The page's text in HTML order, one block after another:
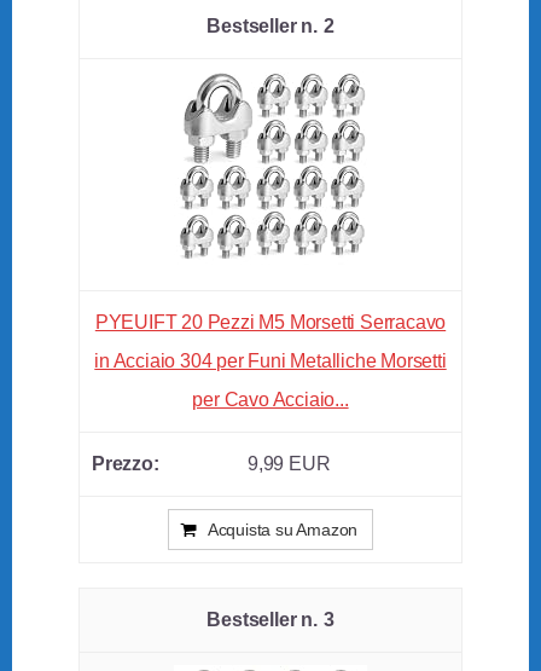
2
PYEUIFT 20 Pezzi M5 Morsetti Serracavo
in Acciaio 304 per Funi Metalliche Morsetti
per Cavo Acciaio...
9,99 EUR
Acquista su Amazon
3